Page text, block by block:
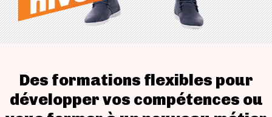
Des formations flexibles pour
développer vos compétences ou